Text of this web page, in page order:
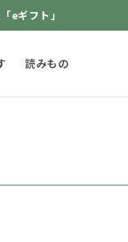
eギフト」
読みもの